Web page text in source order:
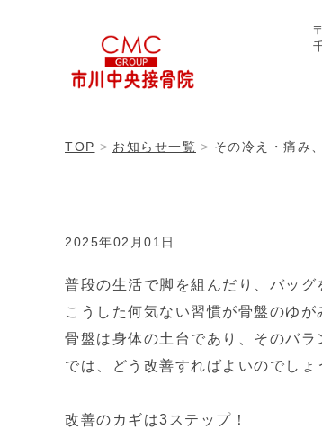
TOP お知らせ一覧 その冷え・痛み
2025年02月01日
普段の生活で脚を組んだり、バッ
こうした何気ない習慣が骨盤のゆ
骨盤は身体の土台であり、そのバ
では、どう改善すればよいのでしょ
改善のカギは3ステップ！